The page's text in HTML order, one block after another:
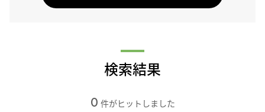
検索結果
0 件がヒットしました